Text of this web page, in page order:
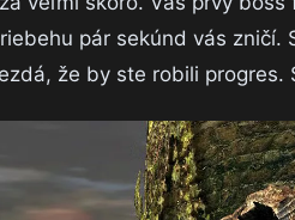
pár sekúnd vás
že by ste robili